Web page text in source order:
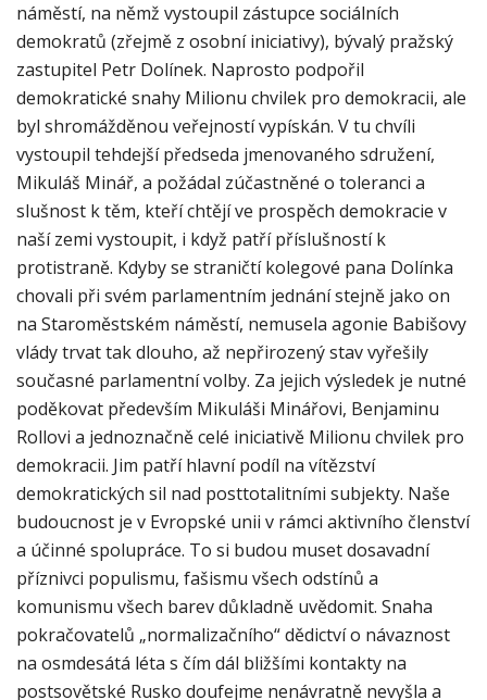
náměstí, na němž vystoupil zástupce sociálních
demokratů (zřejmě z osobní iniciativy), bývalý pražský
zastupitel Petr Dolínek. Naprosto podpořil
demokratické snahy Milionu chvilek pro demokracii, ale
byl shromážděnou veřejností vypískán. V tu chvíli
vystoupil tehdejší předseda jmenovaného sdružení,
Mikuláš Minář, a požádal zúčastněné o toleranci a
slušnost k těm, kteří chtějí ve prospěch demokracie v
naší zemi vystoupit, i když patří příslušností k
protistraně. Kdyby se straničtí kolegové pana Dolínka
chovali při svém parlamentním jednání stejně jako on
na Staroměstském náměstí, nemusela agonie Babišovy
vlády trvat tak dlouho, až nepřirozený stav vyřešily
současné parlamentní volby. Za jejich výsledek je nutné
poděkovat především Mikuláši Minářovi, Benjaminu
Rollovi a jednoznačně celé iniciativě Milionu chvilek pro
demokracii. Jim patří hlavní podíl na vítězství
demokratických sil nad posttotalitními subjekty. Naše
budoucnost je v Evropské unii v rámci aktivního členství
a účinné spolupráce. To si budou muset dosavadní
příznivci populismu, fašismu všech odstínů a
komunismu všech barev důkladně uvědomit. Snaha
pokračovatelů „normalizačního“ dědictví o návaznost
na osmdesátá léta s čím dál bližšími kontakty na
postsovětské Rusko doufejme nenávratně nevyšla a